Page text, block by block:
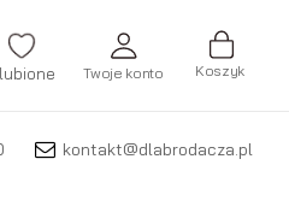
Koszyk
Twoje konto
SIĘ
kontakt@dlabrodacza.pl